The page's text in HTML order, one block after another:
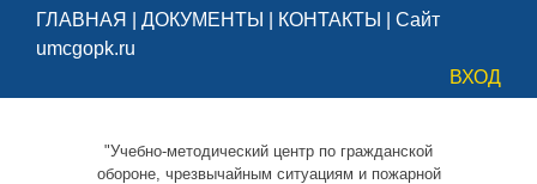
ГЛАВНАЯ ДОКУМЕНТЫ КОНТАКТЫ
Сайт
umcgopk.ru
ВХОД
"Учебно-методический центр по гражданской
обороне, чрезвычайным ситуациям и пожарной